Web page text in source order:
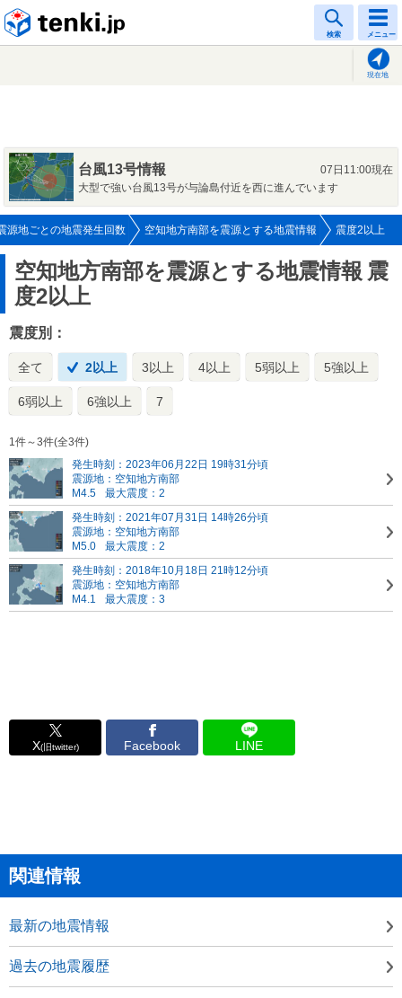
検索 メニュー
現在地
台風13号情報
07日11:00現在
大型で強い台風13号が与論島付近を西に進んでいます
源地ごとの地震発生回数 空知地方南部を震源とする地震情報 震度2以上
空知地方南部を震源とする地震情報 震
度2以上
震度別：
全て 2以上 3以上 4以上 5弱以上 5強以上
6弱以上 6強以上 7
1件～3件(全3件)
発生時刻：2023年06月22日 19時31分頃
震源地：空知地方南部
M4.5
最大震度：2
発生時刻：2021年07月31日 14時26分頃
震源地：空知地方南部
M5.0
最大震度：2
発生時刻：2018年10月18日 21時12分頃
震源地：空知地方南部
M4.1
最大震度：3
X(旧twitter) Facebook LINE
関連情報
最新の地震情報
過去の地震履歴